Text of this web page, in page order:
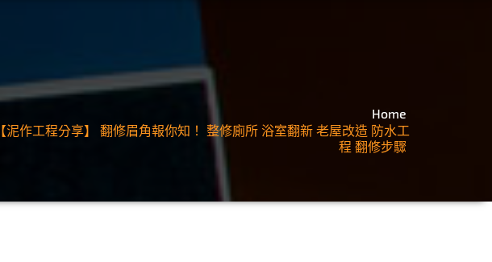
Home
【泥作工程分享】 翻修眉角報你知！ 整修廁所 浴室翻新 老屋改造 防水工
程 翻修步驟